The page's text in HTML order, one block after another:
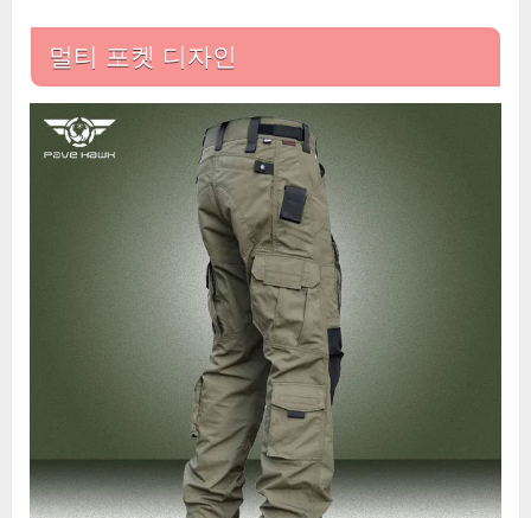
고
전
술
바
지,
남
성
내
마
멀티 포켓 디자인